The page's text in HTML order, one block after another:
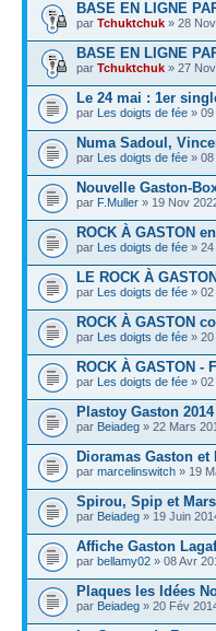
BASE EN LIGNE
par Tchuktchuk » 28
BASE EN LIGNE
par Tchuktchuk » 27
Le 24 mai : 1er
par Les doigts de fée » 09
Numa Sadoul,
par Les doigts de fée »
Nouvelle Gaston-
par F.Muller » 19 Nov
ROCK À GASTON
par Les doigts de fée » 24
LE ROCK À
par Les doigts de fée » 02
ROCK À GASTON
par Les doigts de fée » 20
ROCK À GASTON
par Les doigts de fée »
Plastoy Gaston 2014
par Beiadeg » 22 Mars
Dioramas Gaston et
par marcelinswitch » 19
Spirou, Spip et
par Beiadeg » 19 Juin
Affiche Gaston
par bellamy02 » 08 Avr
Plaques les Idées
par Beiadeg » 20 Fév